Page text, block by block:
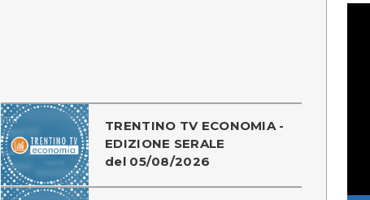
TRENTINO TV ECONOMIA -
EDIZIONE SERALE
del 05/08/2026